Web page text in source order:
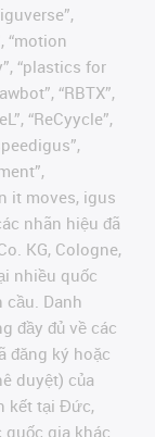
“motion
“plastics for
“RBTX”,
“ReCyycle”,
it moves, igus
nhãn hiệu đã
KG, Cologne,
nhiều quốc
Danh
đầy đủ về các
đăng ký hoặc
duyệt) của
kết tại Đức,
gia khác.